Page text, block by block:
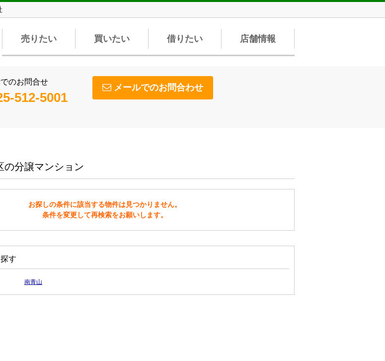
売りたい 買いたい 借りたい 店舗情報
のお問合せ
512-5001
メールでのお問合わせ
の分譲マンション
お探しの条件に該当する物件は見つかりません。
条件を変更して再検索をお願いします。
す
南青山